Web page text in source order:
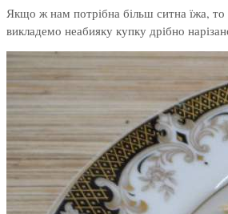
Якщо ж нам потрібна більш ситна їжа, то
викладемо неабияку купку дрібно